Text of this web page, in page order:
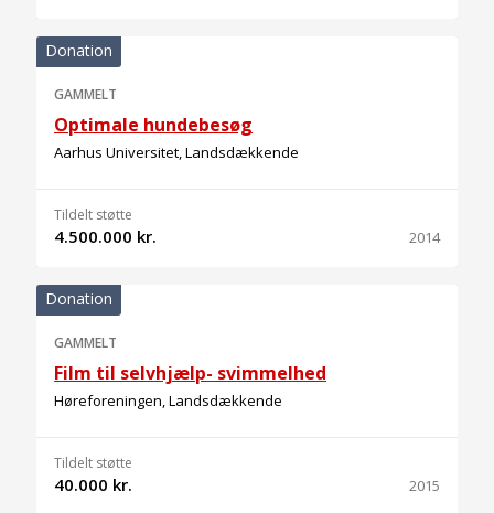
Donation
GAMMELT
Optimale hundebesøg
Aarhus Universitet, Landsdækkende
Tildelt støtte
4.500.000 kr. 2014
Donation
GAMMELT
Film til selvhjælp- svimmelhed
Høreforeningen, Landsdækkende
Tildelt støtte
40.000 kr. 2015